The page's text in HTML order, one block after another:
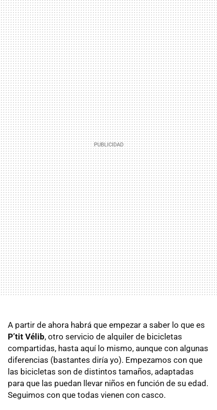
A partir de ahora habrá que empezar a saber lo que es
P’tit Vélib, otro servicio de alquiler de bicicletas
compartidas, hasta aquí lo mismo, aunque con algunas
diferencias (bastantes diría yo). Empezamos con que
las bicicletas son de distintos tamaños, adaptadas
para que las puedan llevar niños en función de su edad.
Seguimos con que todas vienen con casco.